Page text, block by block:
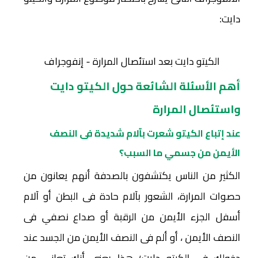
دايت:
الكيتو دايت بعد استئصال المرارة - إنفوجراف
أهم الأسئلة الشائعة حول الكيتو دايت
واستئصال المرارة
عند إتباع الكيتو شعرت بآلام شديدة فى النصف
الأيمن من جسمي ما السبب؟
الكثير من الناس يكتشفون بالصدفة أنهم يعانون من
حصوات المرارة، الشعور بآلام حادة فى البطن أو آلام
أسفل الجزء الأيمن من الرقبة أو صداع نصفي فى
النصف الأيمن ، أو ألم فى النصف الأيمن من الجسد عند